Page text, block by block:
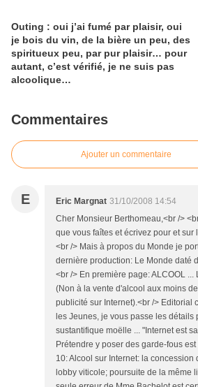
Outing : oui j’ai fumé par plaisir, oui
je bois du vin, de la bière un peu, des
spiritueux peu, par pur plaisir… pour
autant, c’est vérifié, je ne suis pas
alcoolique…
Commentaires
Ajouter un commentaire
E Eric Margnat 31/10/2008 14:54
Cher Monsieur Berthomeau,<br />
que vous faîtes et écrivez pour et sur
<br /> Mais à propos du Monde je
dernière production: Le Monde daté
<br /> En première page: ALCOOL
(Non à la vente d'alcool aux moins
publicité sur Internet).<br /> Editorial
les Jeunes, je vous passe les
sustantifique moëlle ... "Internet est
Prétendre y poser des garde-fous
10: Alcool sur Internet: la concession
lobby viticole; poursuite de la même